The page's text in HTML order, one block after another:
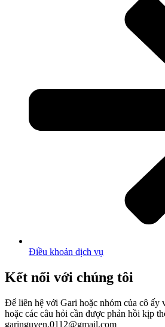
Điều khoản dịch vụ
Kết nối với chúng tôi
Để liên hệ với Gari hoặc nhóm của cô ấy
hoặc các câu hỏi cần được phản hồi kịp
garinguyen.0112@gmail.com